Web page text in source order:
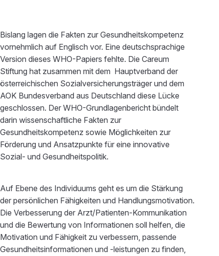
Bislang lagen die Fakten zur Gesundheitskompetenz
vornehmlich auf Englisch vor. Eine deutschsprachige
Version dieses WHO-Papiers fehlte. Die Careum
Stiftung hat zusammen mit dem Hauptverband der
österreichischen Sozialversicherungsträger und dem
AOK Bundesverband aus Deutschland diese Lücke
geschlossen. Der WHO-Grundlagenbericht bündelt
darin wissenschaftliche Fakten zur
Gesundheitskompetenz sowie Möglichkeiten zur
Förderung und Ansatzpunkte für eine innovative
Sozial- und Gesundheitspolitik.
Auf Ebene des Individuums geht es um die Stärkung
der persönlichen Fähigkeiten und Handlungsmotivation.
Die Verbesserung der Arzt/Patienten-Kommunikation
und die Bewertung von Informationen soll helfen, die
Motivation und Fähigkeit zu verbessern, passende
Gesundheitsinformationen und -leistungen zu finden,